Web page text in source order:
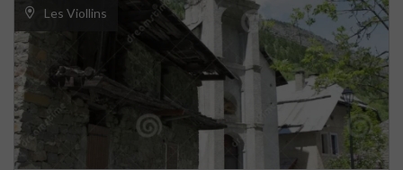
Les Viollins